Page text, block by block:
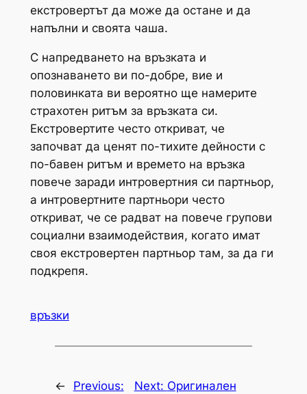
екстровертът да може да остане и да
напълни и своята чаша.
С напредването на връзката и
опознаването ви по-добре, вие и
половинката ви вероятно ще намерите
страхотен ритъм за връзката си.
Екстровертите често откриват, че
започват да ценят по-тихите дейности с
по-бавен ритъм и времето на връзка
повече заради интровертния си партньор,
а интровертните партньори често
откриват, че се радват на повече групови
социални взаимодействия, когато имат
своя екстровертен партньор там, за да ги
подкрепя.
връзки
←
Previous:
Next: Оригинален